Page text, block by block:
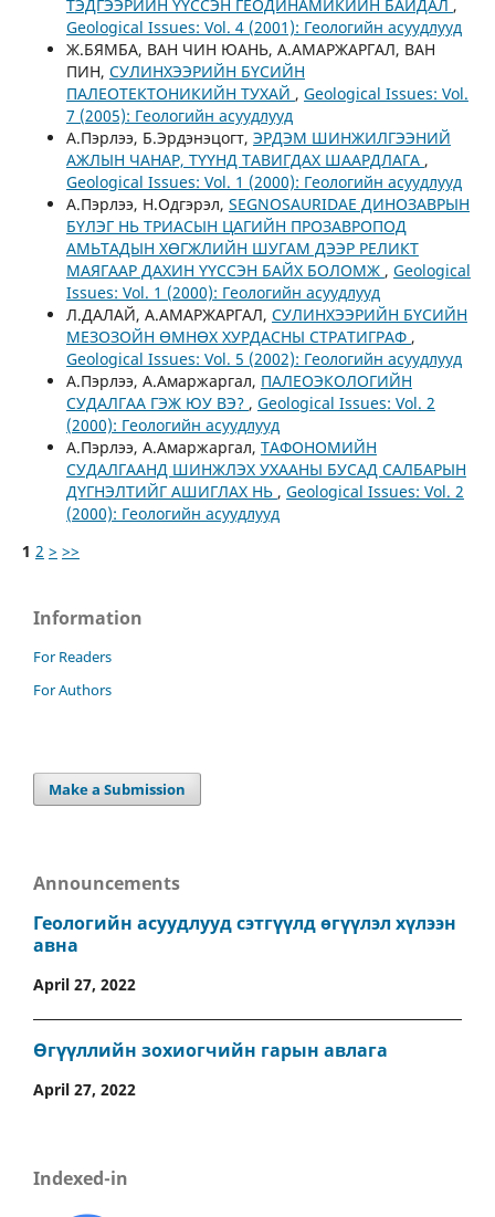
ТЭДГЭЭРИЙН ҮҮССЭН ГЕОДИНАМИКИЙН БАЙДАЛ ,
Geological Issues: Vol. 4 (2001): Геологийн асуудлууд
Ж.БЯМБА, ВАН ЧИН ЮАНЬ, А.АМАРЖАРГАЛ, ВАН
ПИН, СУЛИНХЭЭРИЙН БҮСИЙН
ПАЛЕОТЕКТОНИКИЙН ТУХАЙ , Geological Issues: Vol.
7 (2005): Геологийн асуудлууд
А.Пэрлээ, Б.Эрдэнэцогт, ЭРДЭМ ШИНЖИЛГЭЭНИЙ
АЖЛЫН ЧАНАР, ТҮҮНД ТАВИГДАХ ШААРДЛАГА ,
Geological Issues: Vol. 1 (2000): Геологийн асуудлууд
А.Пэрлээ, Н.Одгэрэл, SEGNOSAURIDAE ДИНОЗАВРЫН
БҮЛЭГ НЬ ТРИАСЫН ЦАГИЙН ПРОЗАВРОПОД
АМЬТАДЫН ХӨГЖЛИЙН ШУГАМ ДЭЭР РЕЛИКТ
МАЯГААР ДАХИН ҮҮССЭН БАЙХ БОЛОМЖ , Geological
Issues: Vol. 1 (2000): Геологийн асуудлууд
Л.ДАЛАЙ, А.АМАРЖАРГАЛ, СУЛИНХЭЭРИЙН БҮСИЙН
МЕЗОЗОЙН ӨМНӨХ ХУРДАСНЫ СТРАТИГРАФ ,
Geological Issues: Vol. 5 (2002): Геологийн асуудлууд
А.Пэрлээ, А.Амаржаргал, ПАЛЕОЭКОЛОГИЙН
СУДАЛГАА ГЭЖ ЮУ ВЭ? , Geological Issues: Vol. 2
(2000): Геологийн асуудлууд
А.Пэрлээ, А.Амаржаргал, ТАФОНОМИЙН
СУДАЛГААНД ШИНЖЛЭХ УХААНЫ БУСАД САЛБАРЫН
ДҮГНЭЛТИЙГ АШИГЛАХ НЬ , Geological Issues: Vol. 2
(2000): Геологийн асуудлууд
1 2 > >>
Information
For Readers
For Authors
Make a Submission
Announcements
Геологийн асуудлууд сэтгүүлд өгүүлэл хүлээн
авна
April 27, 2022
Өгүүллийн зохиогчийн гарын авлага
April 27, 2022
Indexed-in